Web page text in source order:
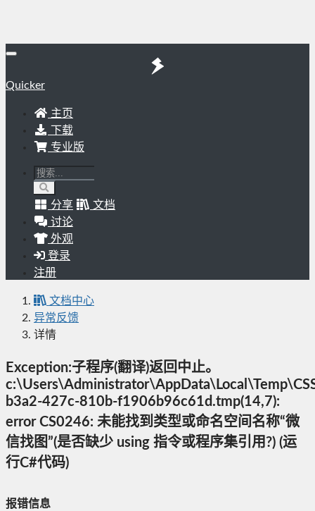
Quicker
主页
下载
专业版
分享
文档
讨论
外观
登录
注册
文档中心
异常反馈
详情
Exception:子程序(翻译)返回中止。
b3a2-427c-810b-f1906b96c61d.tmp(14,7):
error CS0246: 未能找到类型或命名空间名称“微
信找图”(是否缺少 using 指令或程序集引用?) (运
行C#代码)
报错信息